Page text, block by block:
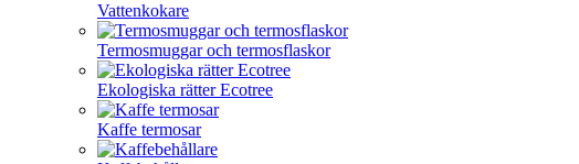
Vattenkokare
Termosmuggar och termosflaskor
Ekologiska rätter Ecotree
Kaffe termosar